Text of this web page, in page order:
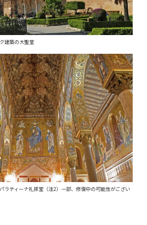
建築の大聖堂
ラティーナ礼拝堂（注2）一部、修復中の可能性がござい